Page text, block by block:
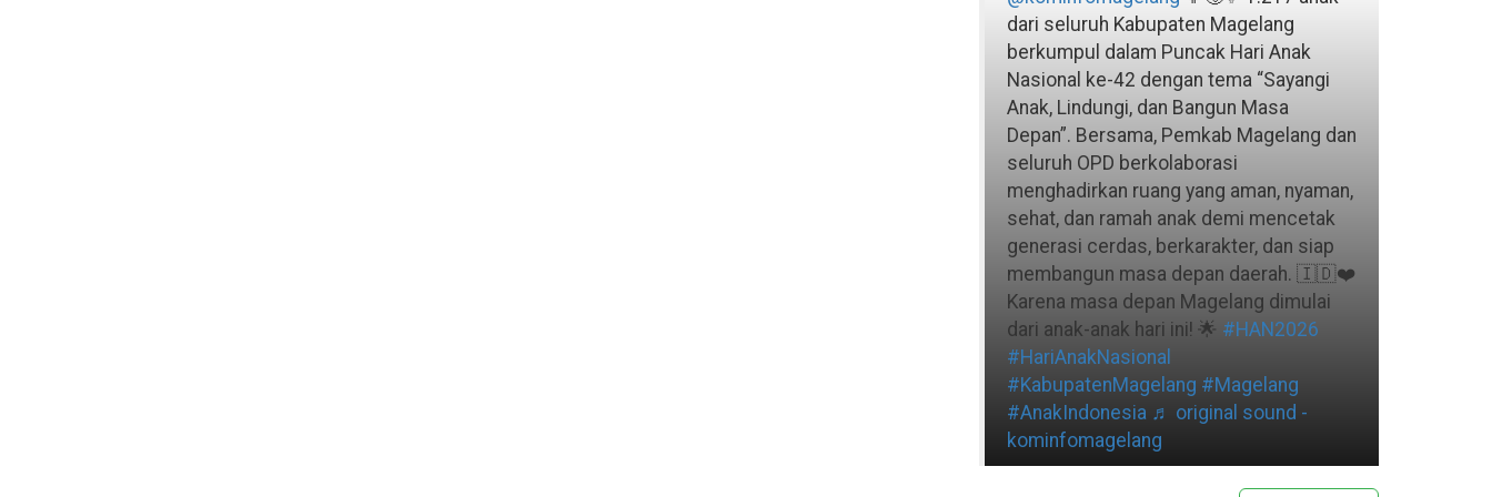
dari seluruh Kabupaten Magelang
berkumpul dalam Puncak Hari Anak
Nasional ke-42 dengan tema “Sayangi
Anak, Lindungi, dan Bangun Masa
Depan”. Bersama, Pemkab Magelang dan
seluruh OPD berkolaborasi
menghadirkan ruang yang aman, nyaman,
sehat, dan ramah anak demi mencetak
generasi cerdas, berkarakter, dan siap
membangun masa depan daerah. 🇮🇩❤️
Karena masa depan Magelang dimulai
dari anak-anak hari ini! 🌟 #HAN2026
#HariAnakNasional
#KabupatenMagelang #Magelang
#AnakIndonesia ♬ original sound -
kominfomagelang